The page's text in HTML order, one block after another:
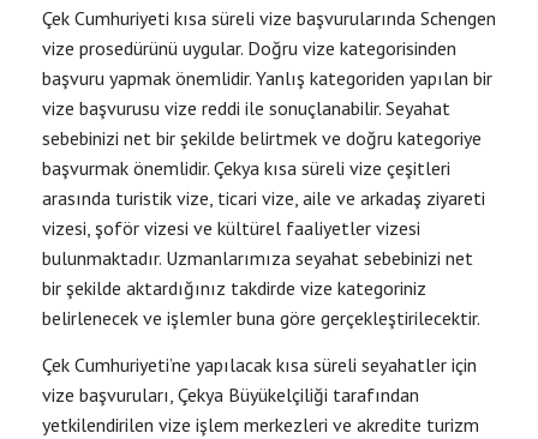
Çek Cumhuriyeti kısa süreli vize başvurularında Schengen
vize prosedürünü uygular. Doğru vize kategorisinden
başvuru yapmak önemlidir. Yanlış kategoriden yapılan bir
vize başvurusu vize reddi ile sonuçlanabilir. Seyahat
sebebinizi net bir şekilde belirtmek ve doğru kategoriye
başvurmak önemlidir. Çekya kısa süreli vize çeşitleri
arasında turistik vize, ticari vize, aile ve arkadaş ziyareti
vizesi, şoför vizesi ve kültürel faaliyetler vizesi
bulunmaktadır. Uzmanlarımıza seyahat sebebinizi net
bir şekilde aktardığınız takdirde vize kategoriniz
belirlenecek ve işlemler buna göre gerçekleştirilecektir.
Çek Cumhuriyeti’ne yapılacak kısa süreli seyahatler için
vize başvuruları, Çekya Büyükelçiliği tarafından
yetkilendirilen vize işlem merkezleri ve akredite turizm